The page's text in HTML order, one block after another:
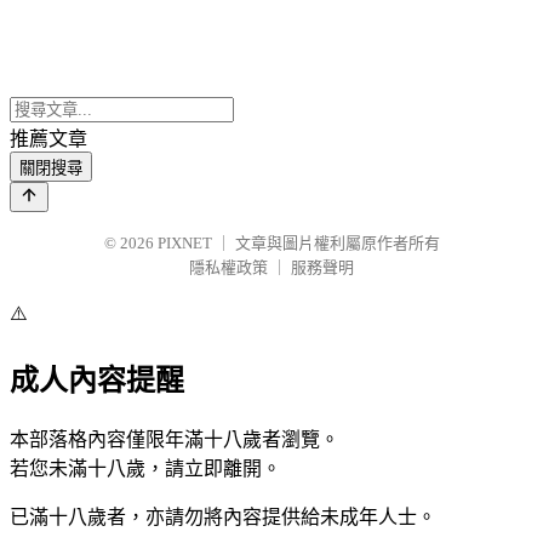
推薦文章
關閉搜尋
© 2026 PIXNET
文章與圖片權利屬原作者所有
隱私權政策
服務聲明
⚠️
成人內容提醒
本部落格內容僅限年滿十八歲者瀏覽。
若您未滿十八歲，請立即離開。
已滿十八歲者，亦請勿將內容提供給未成年人士。